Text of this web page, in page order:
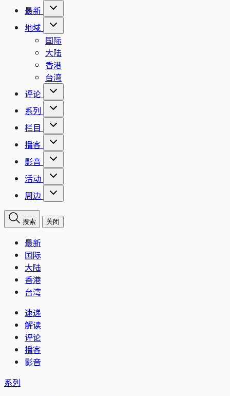
最新
地域
国际
大陆
香港
台湾
评论
系列
栏目
播客
影音
活动
周边
搜索 关闭
最新
国际
大陆
香港
台湾
速递
解读
评论
播客
影音
系列